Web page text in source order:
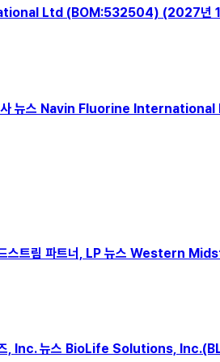
Ltd (BOM:532504) (2027년 1분
뉴스 Navin Fluorine International
림 파트너, LP 뉴스 Western
뉴스 BioLife Solutions,